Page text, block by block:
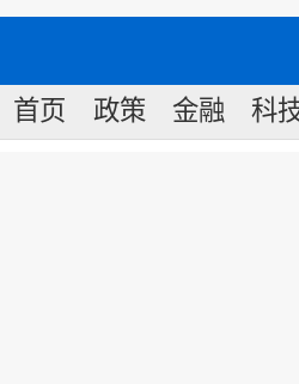
首页 政策 金融 科